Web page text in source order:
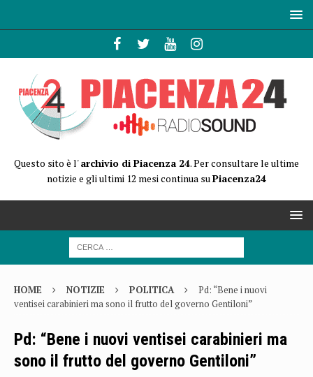
Questo sito è l'archivio di Piacenza 24. Per consultare le ultime
notizie e gli ultimi 12 mesi continua suPiacenza24
HOME NOTIZIE POLITICA
Pd: “Bene i nuovi
ventisei carabinieri ma sono il frutto del governo Gentiloni”
Pd: “Bene i nuovi ventisei carabinieri ma
sono il frutto del governo Gentiloni”